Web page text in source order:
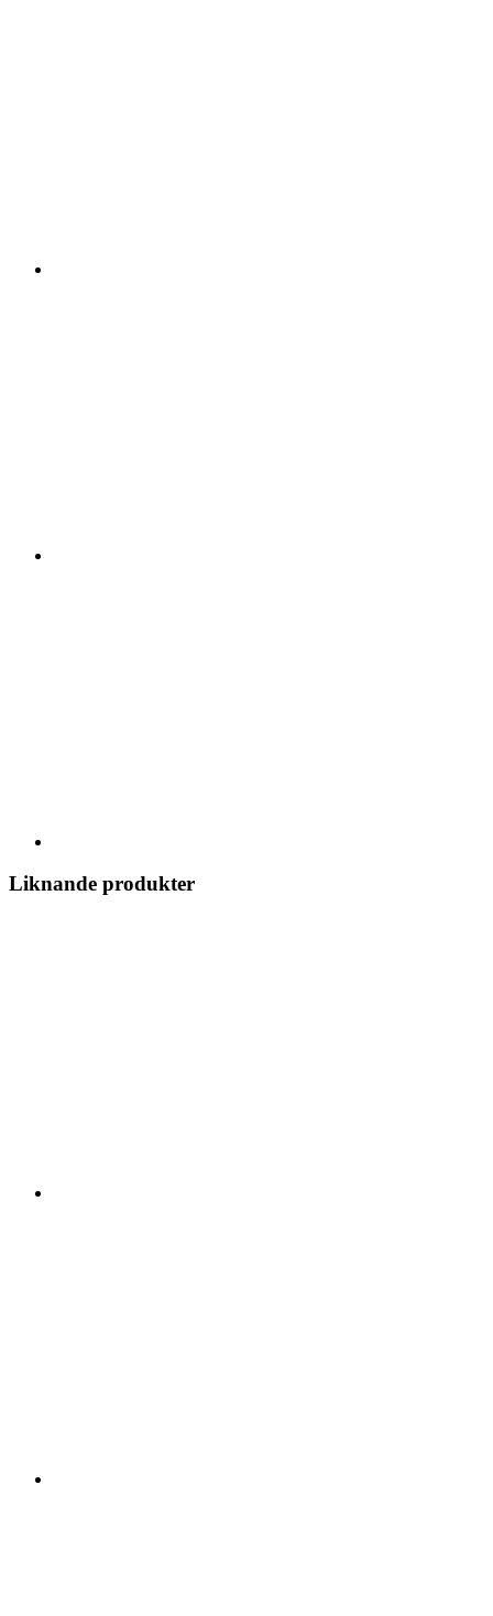
Liknande produkter